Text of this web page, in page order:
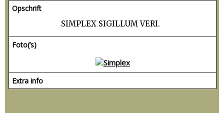
Opschrift
SIMPLEX SIGILLUM VERI.
Foto(’s)
Extra info